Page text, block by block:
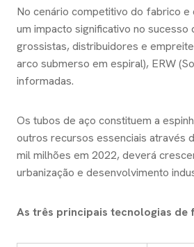
No cenário competitivo do fabrico
um impacto significativo no
grossistas, distribuidores e
arco submerso em espiral), ERW
informadas.
Os tubos de aço constituem a
outros recursos essenciais através
mil milhões em 2022, deverá
urbanização e desenvolvimento
As três principais tecnologias de